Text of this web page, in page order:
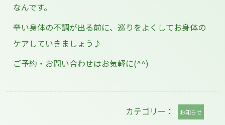
なんです。
辛い身体の不調が出る前に、巡りをよくしてお身体の
ケアしていきましょう♪
ご予約・お問い合わせはお気軽に(^^)
カテゴリー： お知らせ